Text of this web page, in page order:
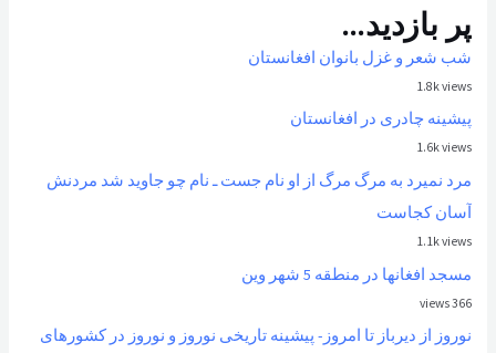
پر بازدید...
شب شعر و غزل بانوان افغانستان
1.8k views
پیشینه چادری در افغانستان
1.6k views
مرد نمیرد به مرگ مرگ از او نام جست ـ نام چو جاوید شد مردنش
آسان کجاست
1.1k views
مسجد افغانها در منطقه 5 شهر وین
366 views
نوروز از ديرباز تا امروز- پیشینه تاریخی نوروز و نوروز در کشورهای